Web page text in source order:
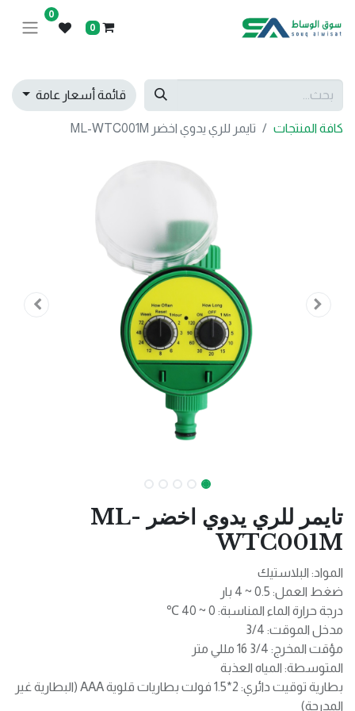
0
0
قائمة أسعار عامة
كافة المنتجات تايمر للري يدوي اخضر ML-WTC001M
تايمر للري يدوي اخضر ML-
WTC001M
المواد: البلاستيك
ضغط العمل: 0.5 ~ 4 بار
درجة حرارة الماء المناسبة: 0 ~ 40 ℃
مدخل الموقت: 3/4
مؤقت المخرج: 3/4 16 مللي متر
المتوسطة: المياه العذبة
بطارية توقيت دائري: 2*1.5 فولت بطاريات قلوية AAA (البطارية غير
المدرجة)